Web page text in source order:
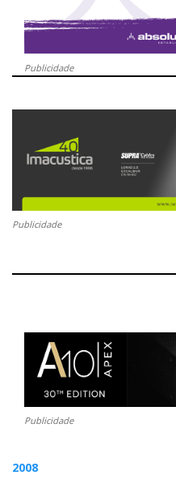
Publicidade
Publicidade
Publicidade
2008